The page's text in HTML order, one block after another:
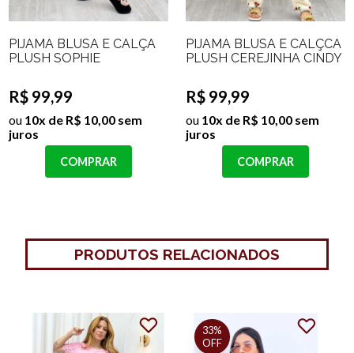
PIJAMA BLUSA E CALÇA
PLUSH SOPHIE
R$ 99,99
ou 10x de R$ 10,00 sem
juros
COMPRAR
PIJAMA BLUSA E CALÇCA
PLUSH CEREJINHA CINDY
R$ 99,99
ou 10x de R$ 10,00 sem
juros
COMPRAR
PRODUTOS RELACIONADOS
33%
OFF